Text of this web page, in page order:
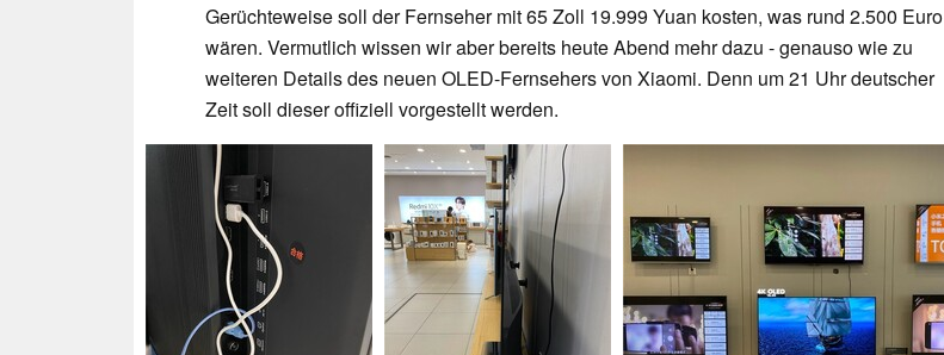
Gerüchteweise soll der Fernseher mit 65 Zoll 19.999 Yuan kosten, was rund 2.500 Euro
wären. Vermutlich wissen wir aber bereits heute Abend mehr dazu - genauso wie zu
weiteren Details des neuen OLED-Fernsehers von Xiaomi. Denn um 21 Uhr deutscher
Zeit soll dieser offiziell vorgestellt werden.